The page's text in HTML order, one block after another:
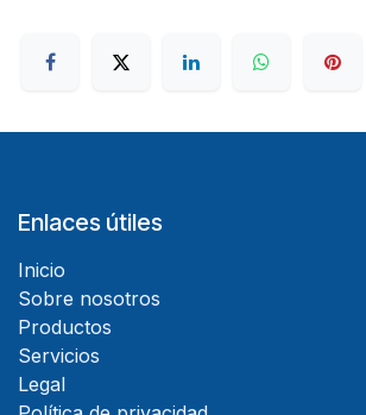
Enlaces útiles
Inicio
Sobre nosotros
Productos
Servicios
Legal